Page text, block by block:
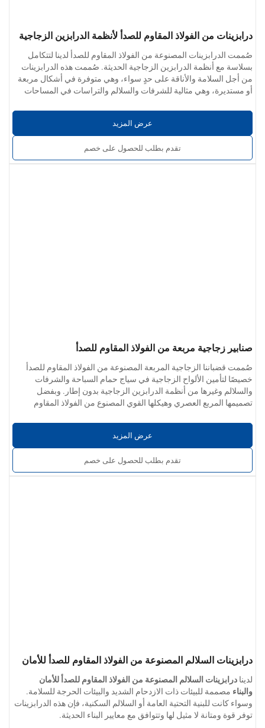
درابزينات من الفولاذ المقاوم للصدأ لأنظمة الدرابزين الزجاجية
صُممت الدرابزينات المصنوعة من الفولاذ المقاوم للصدأ لدينا لتتكامل
بسلاسة مع أنظمة الدرابزين الزجاجية الحديثة. صُممت هذه الدرابزينات
من أجل السلامة والأناقة على حدٍ سواء، وهي متوفرة في أشكال مربعة
أو مستديرة، وهي مثالية للشرفات والسلالم والتراسات في المساحات
خيارات المواد:الفولاذ المقاوم للصدأ 304 / 201 / 316 / 430
تشطيب السطح:أملس وخالٍ من النتوءات وخالٍ من الخدوش أو الخدوش
أو الشقوق. متوفر بلمسات نهائية صناعية أو مصقولة أو مصقولة كالمرآة.
خدمات مخصصة:يمكن تكييف شكل الدرابزين (مربع أو دائري) وحجمه
عرض المزيد
تقدم بطلب للحصول على خصم
صنابير زجاجية مربعة من الفولاذ المقاوم للصدأ
صُممت قضباننا الزجاجية المربعة المصنوعة من الفولاذ المقاوم للصدأ
خصيصًا لتأمين الألواح الزجاجية في سياج حمام السباحة والشرفات
والسلالم وغيرها من أنظمة الدرابزين الزجاجية بدون إطار. وبفضل
تصميمها المربع العصري وهيكلها القوي المصنوع من الفولاذ المقاوم
للمشاريع السكنية والتجارية على حد سواء.
خيارات المواد:الفولاذ المقاوم للصدأ 304 / 201 / 316 / 430
تشطيب السطح:أملس وخالٍ من النتوءات وخالٍ من الخدوش أو الخدوش
أو الشقوق. تشمل الخيارات تشطيبات مصقولة أو مصقولة أو مصقولة
بلمسات نهائية ساتانية.
عرض المزيد
تقدم بطلب للحصول على خصم
درابزينات السلالم المصنوعة من الفولاذ المقاوم للصدأ للأمان
والبناء
لدينا درابزينات السلالم المصنوعة من الفولاذ المقاوم للصدأ للأمان
والبناء مصممة للبيئات ذات الازدحام الشديد والبيئات الحرجة للسلامة.
وسواء كانت للبنية التحتية العامة أو السلالم السكنية، فإن هذه الدرابزينات
توفر قوة ومتانة لا مثيل لها وتتوافق مع معايير البناء الحديثة.